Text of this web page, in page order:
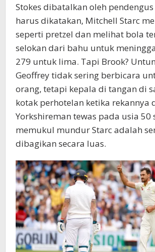
Stokes dibatalkan oleh
harus dikatakan, Mitchell Starc
seperti pretzel dan melihat bola
selokan dari bahu untuk
279 untuk lima. Tapi Brook?
Geoffrey tidak sering berbicara
orang, tetapi kepala di tangan di
kotak perhotelan ketika rekannya
Yorkshireman tewas pada usia 50
memukul mundur Starc adalah
dibagikan secara luas.